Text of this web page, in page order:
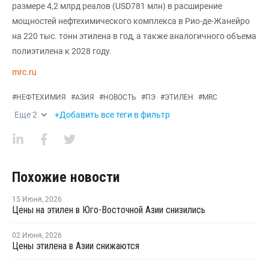
размере 4,2 млрд реалов (USD781 млн) в расширение
мощностей нефтехимического комплекса в Рио-де-Жанейро
на 220 тыс. тонн этилена в год, а также аналогичного объема
полиэтилена к 2028 году.
mrc.ru
#НЕФТЕХИМИЯ #АЗИЯ #НОВОСТЬ #ПЭ #ЭТИЛЕН #MRC
Еще2 +Добавить все теги в фильтр
Похожие новости
15 Июня, 2026
Цены на этилен в Юго-Восточной Азии снизились
02 Июня, 2026
Цены этилена в Азии снижаются